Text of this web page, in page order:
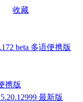
收藏
beta 多语便携版
携版
最新版